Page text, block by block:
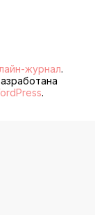
журнал.
.